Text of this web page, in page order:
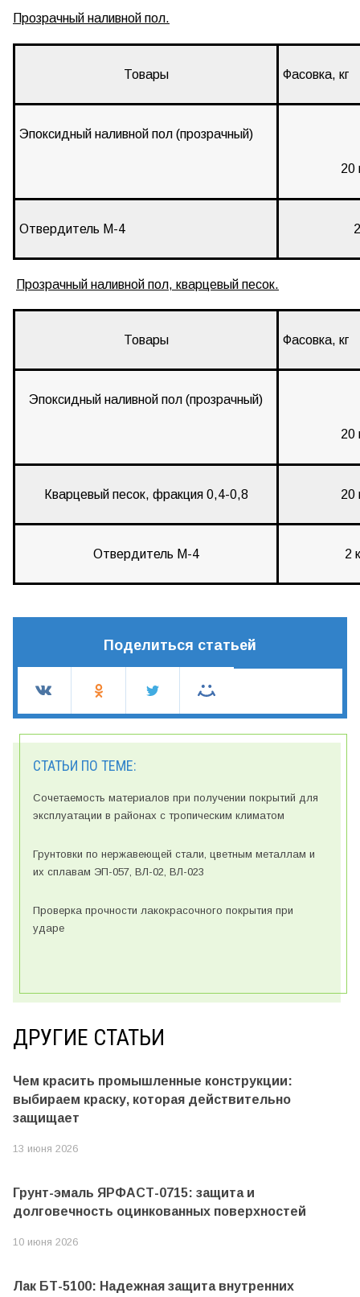
Прозрачный наливной пол.
Товары Фасовка, кг
Эпоксидный наливной пол (прозрачный)
20
Отвердитель М-4 2
Прозрачный наливной пол, кварцевый песок.
Товары Фасовка, кг
Эпоксидный наливной пол (прозрачный)
20
Кварцевый песок, фракция 0,4-0,8 20
Отвердитель М-4 2
Поделиться статьей
СТАТЬИ ПО ТЕМЕ:
Сочетаемость материалов при получении покрытий для
эксплуатации в районах с тропическим климатом
Грунтовки по нержавеющей стали, цветным металлам и
их сплавам ЭП-057, ВЛ-02, ВЛ-023
Проверка прочности лакокрасочного покрытия при
ударе
ДРУГИЕ СТАТЬИ
Чем красить промышленные конструкции:
выбираем краску, которая действительно
защищает
13 июня 2026
Грунт-эмаль ЯРФАСТ-0715: защита и
долговечность оцинкованных поверхностей
10 июня 2026
Лак БТ-5100: Надежная защита внутренних